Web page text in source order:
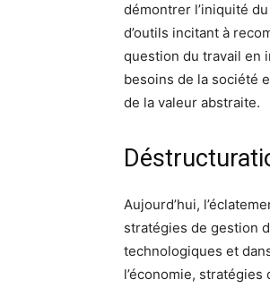
démontrer l’iniquité
d’outils incitant à
question du travail en
besoins de la société
de la valeur abstraite.
Aujourd’hui,
stratégies de gestion
technologiques et
l’économie,